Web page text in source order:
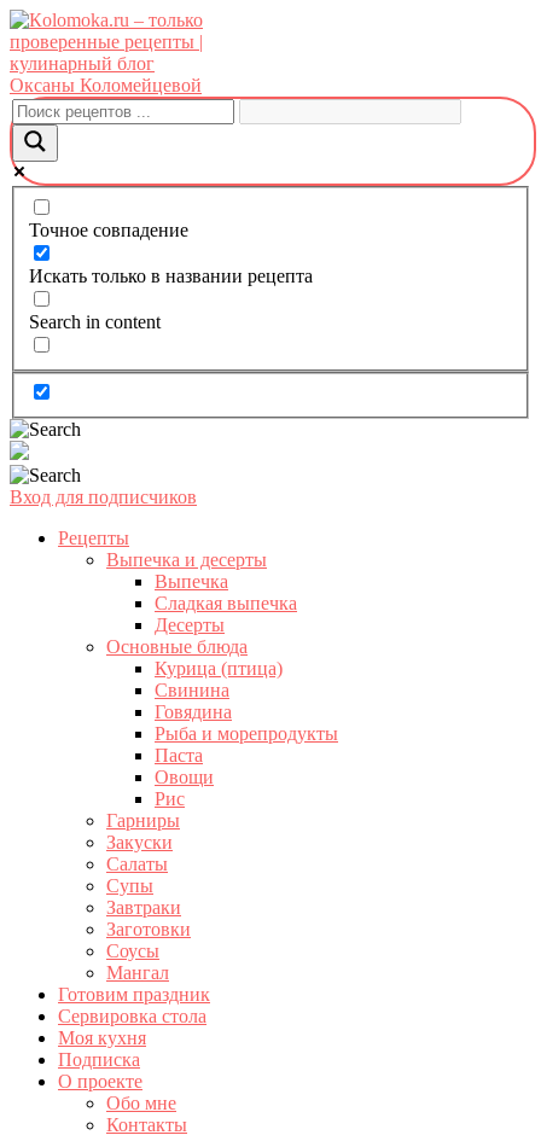
Перейти
к
контенту
Точное совпадение
Искать только в названии рецепта
Search in content
Вход для подписчиков
Рецепты
Выпечка и десерты
Выпечка
Сладкая выпечка
Десерты
Основные блюда
Курица (птица)
Свинина
Говядина
Рыба и морепродукты
Паста
Овощи
Рис
Гарниры
Закуски
Салаты
Супы
Завтраки
Заготовки
Соусы
Мангал
Готовим праздник
Сервировка стола
Моя кухня
Подписка
О проекте
Обо мне
Контакты